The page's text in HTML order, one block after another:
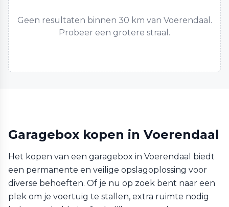
Geen resultaten binnen 30 km van Voerendaal.
Probeer een grotere straal.
Garagebox kopen in Voerendaal
Het kopen van een garagebox in Voerendaal biedt
een permanente en veilige opslagoplossing voor
diverse behoeften. Of je nu op zoek bent naar een
plek om je voertuig te stallen, extra ruimte nodig